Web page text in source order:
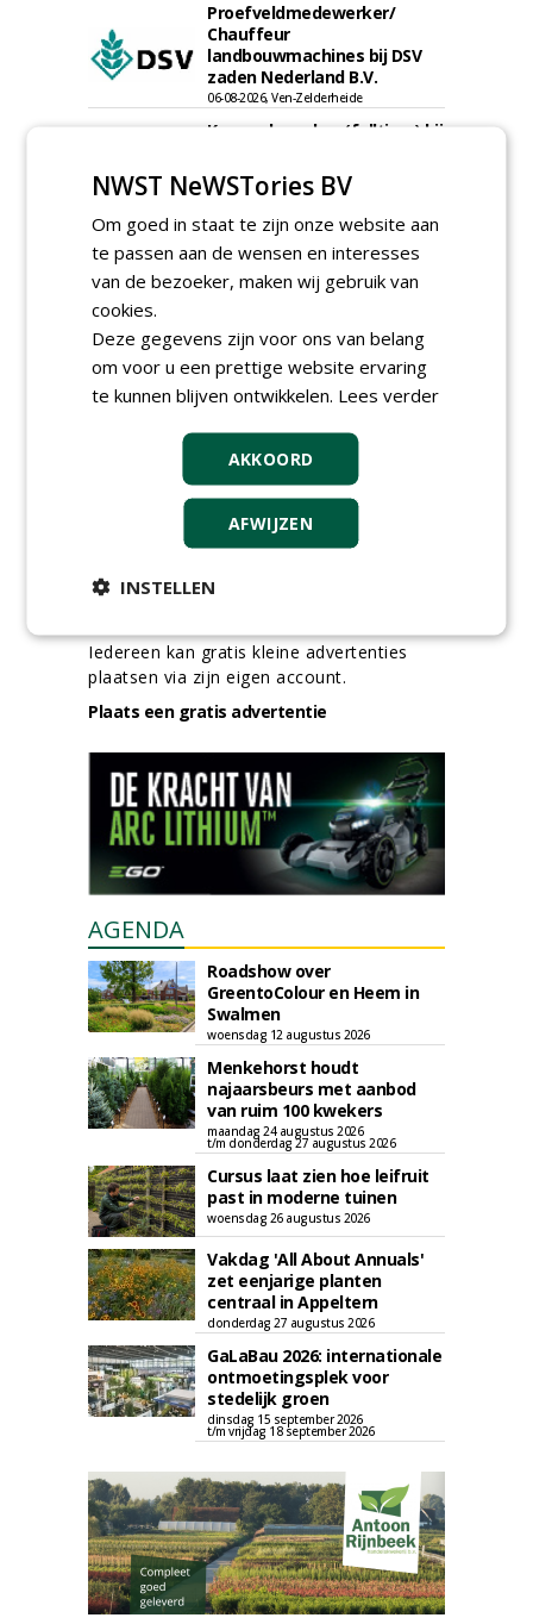
Proefveldmedewerker/
Chauffeur
landbouwmachines bij DSV
zaden Nederland B.V.
06-08-2026, Ven-Zelderheide
Kasmedewerker (fulltime) bij
06-08-2026, Ven-Zelderheide
Groeiplaats specialist bij
Boomtotaalzorg32-40 uur
30-07-2026, Schalkwijk
Boominspecteur bij
30-07-2026, Schalkwijk
meer Groene Banen
Iedereen kan gratis kleine advertenties
plaatsen via zijn eigen account.
Plaats een gratis advertentie
AGENDA
Roadshow over
GreentoColour en Heem in
Swalmen
woensdag 12 augustus 2026
Menkehorst houdt
najaarsbeurs met aanbod
van ruim 100 kwekers
maandag 24 augustus 2026
t/m donderdag 27 augustus 2026
Cursus laat zien hoe leifruit
past in moderne tuinen
woensdag 26 augustus 2026
Vakdag 'All About Annuals'
zet eenjarige planten
centraal in Appeltern
donderdag 27 augustus 2026
GaLaBau 2026: internationale
ontmoetingsplek voor
stedelijk groen
dinsdag 15 september 2026
t/m vrijdag 18 september 2026
NWST NeWSTories BV
Om goed in staat te zijn onze website aan
te passen aan de wensen en interesses
van de bezoeker, maken wij gebruik van
cookies.
Deze gegevens zijn voor ons van belang
om voor u een prettige website ervaring
te kunnen blijven ontwikkelen. Lees verder
AKKOORD
AFWIJZEN
INSTELLEN